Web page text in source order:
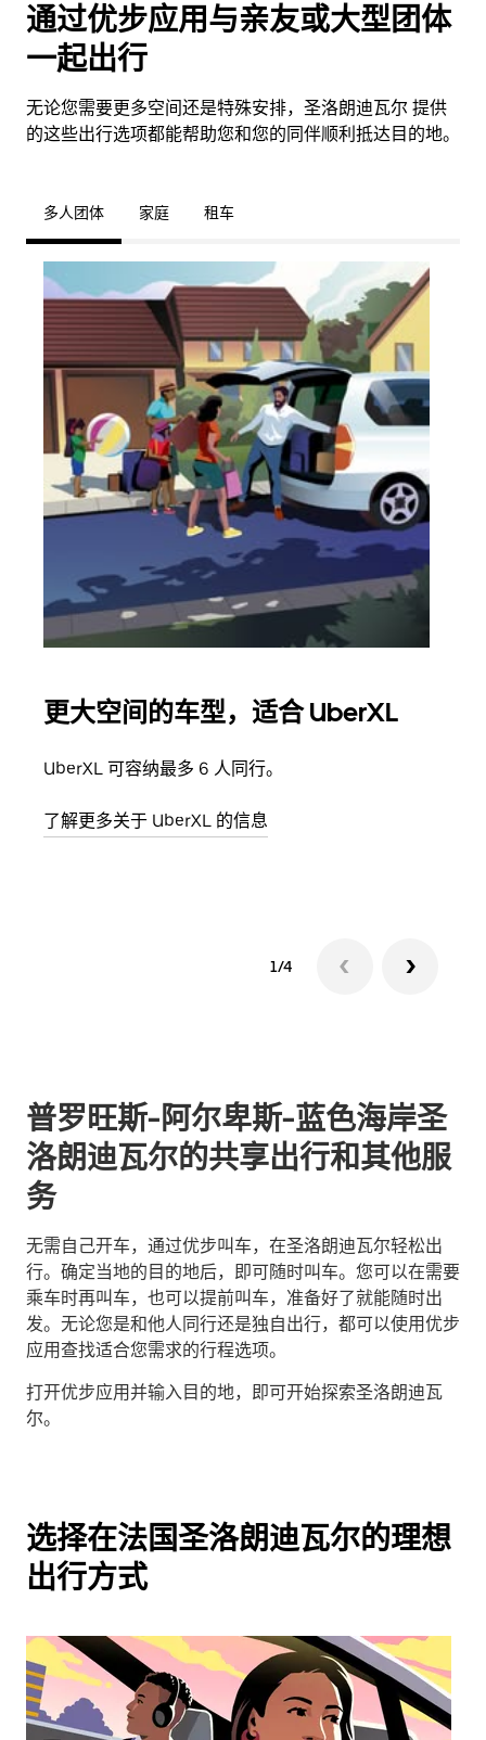
通过优步应用与亲友或大型团体
一起出行
无论您需要更多空间还是特殊安排，圣洛朗迪瓦尔 提供
的这些出行选项都能帮助您和您的同伴顺利抵达目的地。
多人团体 家庭 租车
更大空间的车型，适合 UberXL
UberXL 可容纳最多 6 人同行。
了解更多关于 UberXL 的信息
1/4
普罗旺斯-阿尔卑斯-蓝色海岸圣
洛朗迪瓦尔的共享出行和其他服
务
无需自己开车，通过优步叫车，在圣洛朗迪瓦尔轻松出
行。确定当地的目的地后，即可随时叫车。您可以在需要
乘车时再叫车，也可以提前叫车，准备好了就能随时出
发。无论您是和他人同行还是独自出行，都可以使用优步
应用查找适合您需求的行程选项。
打开优步应用并输入目的地，即可开始探索圣洛朗迪瓦
尔。
选择在法国圣洛朗迪瓦尔的理想
出行方式